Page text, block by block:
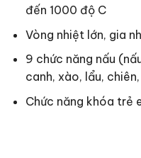
đến 1000 độ C
Vòng nhiệt lớn, gia
9 chức năng nấu
canh, xào, lẩu,
Chức năng khóa trẻ